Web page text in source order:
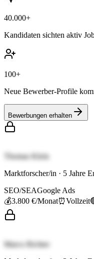
40.000+
Kandidaten sichten aktiv
100+
Neue Bewerber-Profile
Bewerbungen erhalten
Thomas Klein
Marktforscher/in · 5 Jahre
SEO/SEAGoogle Ads
💰3.800 €/Monat⏰Vollzeit
Marco Richter